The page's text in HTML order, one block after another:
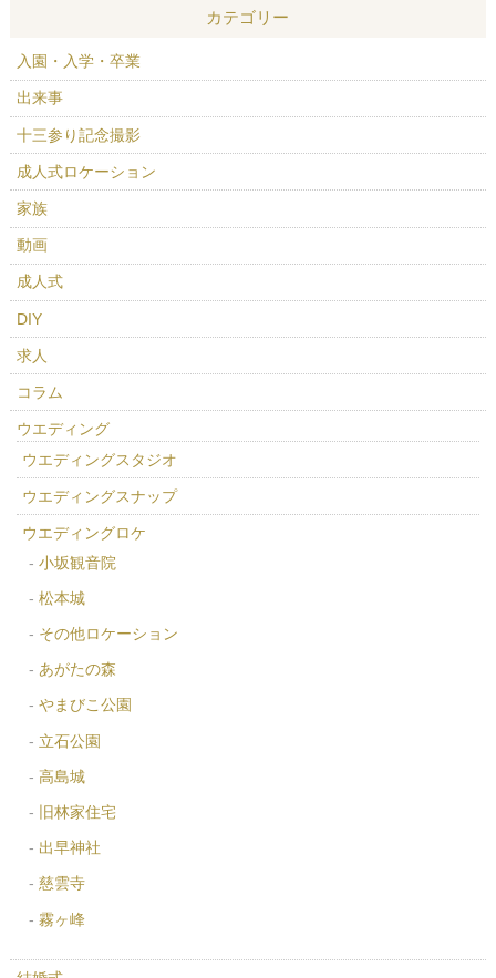
カテゴリー
入園・入学・卒業
出来事
十三参り記念撮影
成人式ロケーション
家族
動画
成人式
DIY
求人
コラム
ウエディング
ウエディングスタジオ
ウエディングスナップ
ウエディングロケ
小坂観音院
松本城
その他ロケーション
あがたの森
やまびこ公園
立石公園
高島城
旧林家住宅
出早神社
慈雲寺
霧ヶ峰